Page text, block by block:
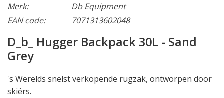
Merk:
Db Equipment
EAN code:
7071313602048
D_b_ Hugger Backpack 30L - Sand
Grey
's Werelds snelst verkopende rugzak, ontworpen door
skiërs.